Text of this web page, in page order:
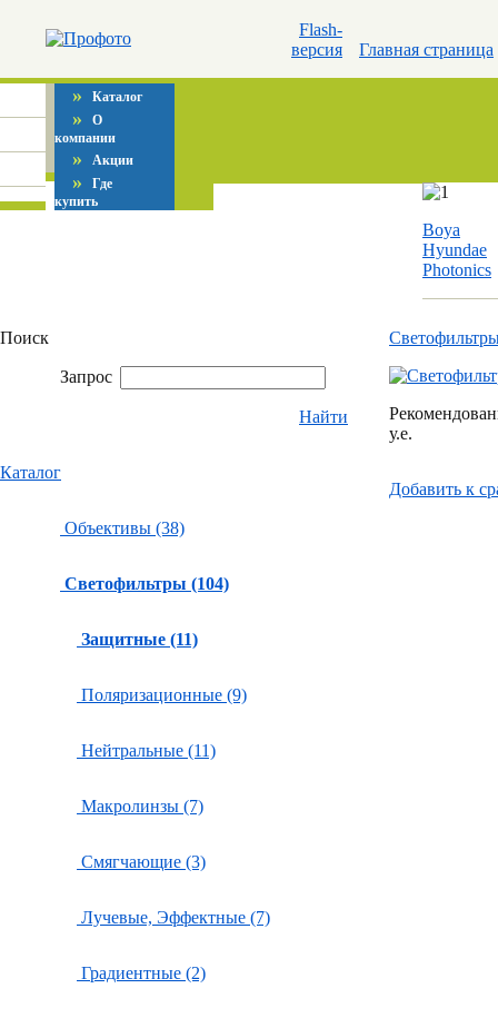
Flash-
версия
Главная страница
» Каталог
» О
компании
» Акции
» Где
купить
Boya
Hyundae
Photonics
Поиск
Запрос
Найти
Каталог
Объективы (38)
Светофильтры (104)
Защитные (11)
Поляризационные (9)
Нейтральные (11)
Макролинзы (7)
Смягчающие (3)
Лучевые, Эффектные (7)
Градиентные (2)
у.е.
Добавить к